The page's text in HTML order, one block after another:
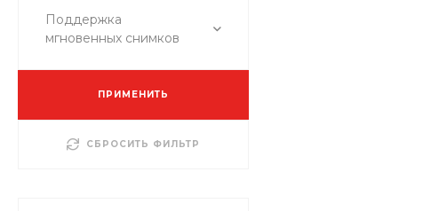
Поддержка
мгновенных снимков
ПРИМЕНИТЬ
СБРОСИТЬ ФИЛЬТР